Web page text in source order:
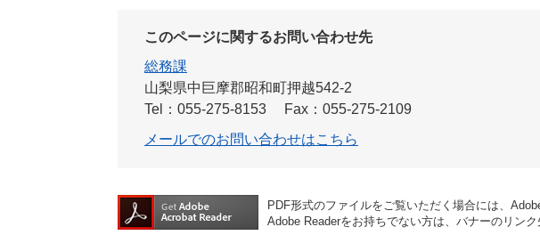
このページに関するお問い合わせ先
総務課
山梨県中巨摩郡昭和町押越542-2
Tel：055-275-8153
Fax：055-275-2109
メールでのお問い合わせはこちら
PDF形式のファイルをご覧いただく場合には、
Adobe Readerをお持ちでない方は、バナーのリン